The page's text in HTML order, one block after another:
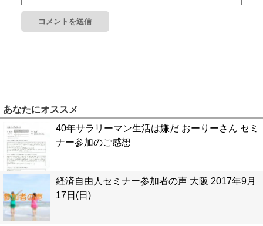
あなたにオススメ
40年サラリーマン生活は嫌だ おーりーさん セミ
ナー参加のご感想
経済自由人セミナー参加者の声 大阪 2017年9月
17日(日)